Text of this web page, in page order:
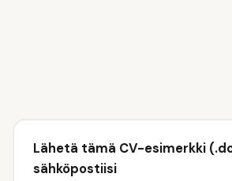
Lähetä tämä CV-esimerkki
sähköpostiisi